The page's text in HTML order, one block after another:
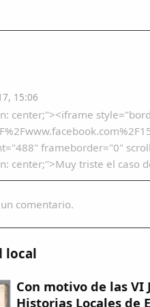
15:06
center;"><iframe
frameborder="0"
center;">Muy triste el caso
comentario.
local
Con motivo de las VI
Historias Locales de